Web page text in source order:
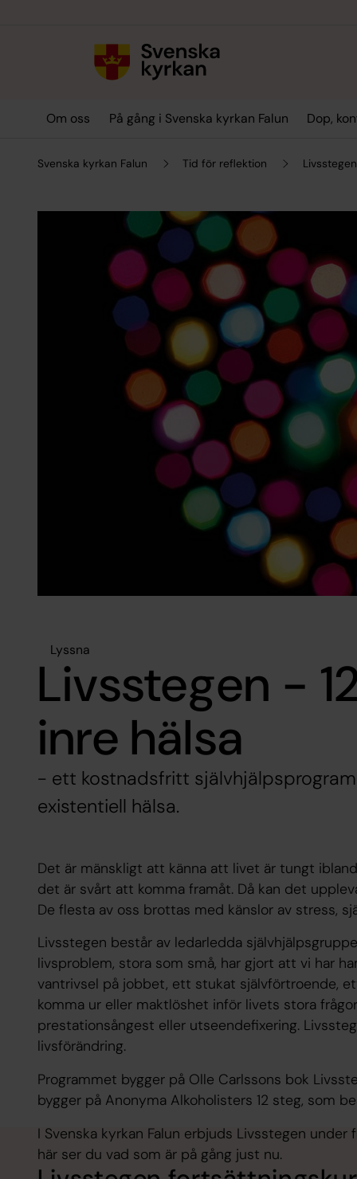
Om oss På gång i Svenska kyrkan Falun Dop,
Svenska kyrkan Falun Tid för reflektion
Lyssna
Livsstegen -
inre hälsa
- ett kostnadsfritt
existentiell hälsa.
Det är mänskligt att känna att livet är tungt
det är svårt att komma framåt. Då kan det
De flesta av oss brottas med känslor av stress,
Livsstegen består av ledarledda
livsproblem, stora som små, har gjort att vi har
vantrivsel på jobbet, ett stukat självförtroende,
komma ur eller maktlöshet inför livets stora
prestationsångest eller utseendefixering.
livsförändring.
Programmet bygger på Olle Carlssons bok
bygger på Anonyma Alkoholisters 12 steg, som
I Svenska kyrkan Falun erbjuds Livsstegen
här ser du vad som är på gång just nu.